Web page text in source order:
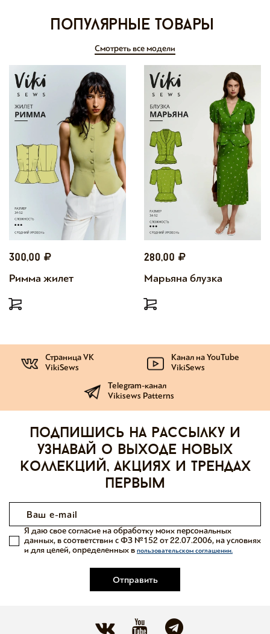
Популярные товары
Смотреть все модели
300,00
Римма жилет
280,00
Марьяна блузка
Страница VK
VikiSews
Канал на YouTube
VikiSews
Telegram-канал
Vikisews Patterns
Подпишись на рассылку и
узнавай о выходе новых
коллекций, акциях и трендах
первым
Отправить
Я даю свое согласие на обработку моих персональных
данных, в соответствии с ФЗ №152 от 22.07.2006, на условиях
и для целей, определенных в пользовательском соглашении.